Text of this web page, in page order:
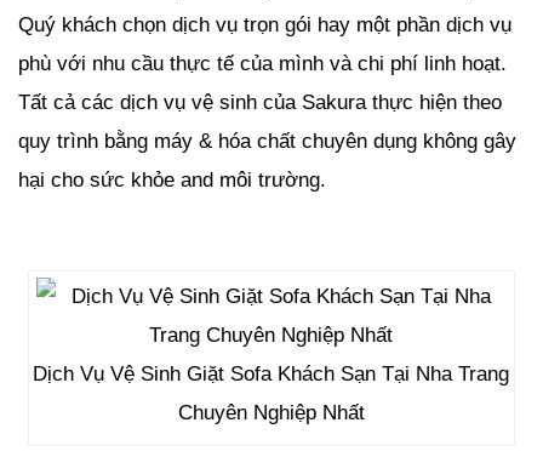
Quý khách chọn dịch vụ trọn gói hay một phần dịch vụ
phù với nhu cầu thực tế của mình và chi phí linh hoạt.
Tất cả các dịch vụ vệ sinh của Sakura thực hiện theo
quy trình bằng máy & hóa chất chuyên dụng không gây
hại cho sức khỏe and môi trường.
Dịch Vụ Vệ Sinh Giặt Sofa Khách Sạn Tại Nha Trang
Chuyên Nghiệp Nhất